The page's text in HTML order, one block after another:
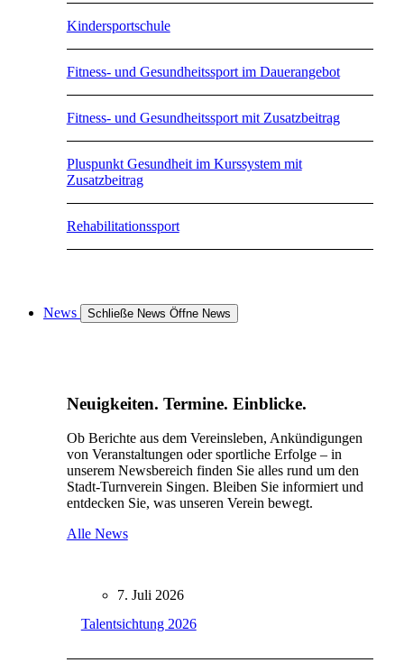
Kindersportschule
Fitness- und Gesundheitssport im Dauerangebot
Fitness- und Gesundheitssport mit Zusatzbeitrag
Pluspunkt Gesundheit im Kurssystem mit
Zusatzbeitrag
Rehabilitationssport
News Schließe News Öffne News
Neuigkeiten. Termine. Einblicke.
Ob Berichte aus dem Vereinsleben, Ankündigungen
von Veranstaltungen oder sportliche Erfolge – in
unserem Newsbereich finden Sie alles rund um den
Stadt-Turnverein Singen. Bleiben Sie informiert und
entdecken Sie, was unseren Verein bewegt.
Alle News
7. Juli 2026
Talentsichtung 2026